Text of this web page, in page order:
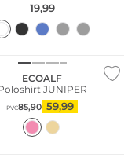
19,99
ECOALF
JUNIPER
PVC85,90 59,99